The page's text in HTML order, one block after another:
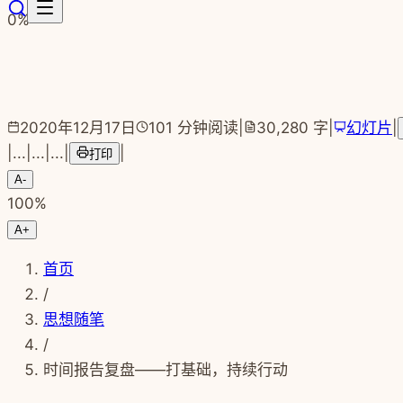
跳转到主要内容
0%
2020年12月17日 101 分钟阅读 30,280 字 幻灯片
... ... ... 打印
A-
100%
A+
首页
/
思想随笔
/
时间报告复盘——打基础，持续行动